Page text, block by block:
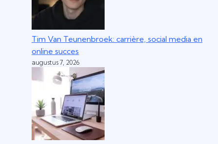
Tim Van Teunenbroek: carrière, social media en
online succes
augustus 7, 2026